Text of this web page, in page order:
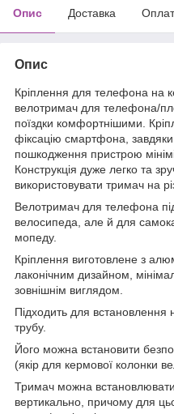
Опис Доставка
Опис
Кріплення для телефона на
велотримач для телефона/
поїздки комфортнішими.
фіксацію смартфона,
пошкодження пристрою
Конструкція дуже легко та
використовувати тримач на
Велотримач для телефона
велосипеда, але й для
мопеду.
Кріплення виготовлене з
лаконічним дизайном,
зовнішнім виглядом.
Підходить для встановлення
трубу.
Його можна встановити
(якір для кермової колонки
Тримач можна встановлювати
вертикально, причому для